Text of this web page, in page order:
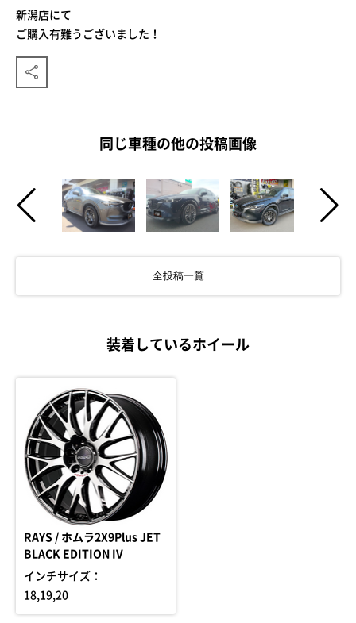
新潟店にて
ご購入有難うございました！
同じ車種の他の投稿画像
全投稿一覧
装着しているホイール
RAYS / ホムラ2X9Plus JET
BLACK EDITION IV
インチサイズ：
18,19,20